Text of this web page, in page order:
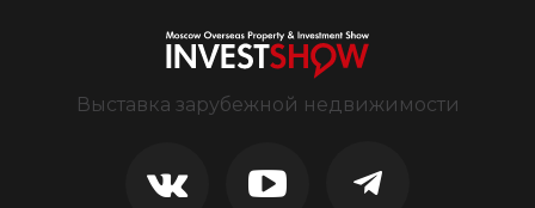
Выставка зарубежной недвижимости